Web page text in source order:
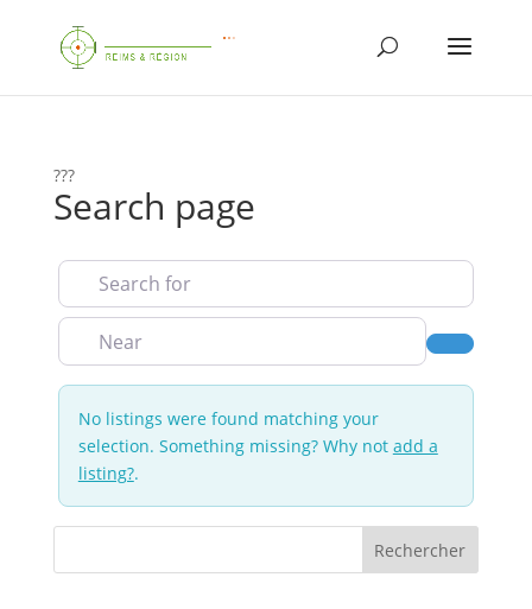
???
Search page
Search for
Near
Search
No listings were found matching your
selection. Something missing? Why not add a
listing?.
Rechercher